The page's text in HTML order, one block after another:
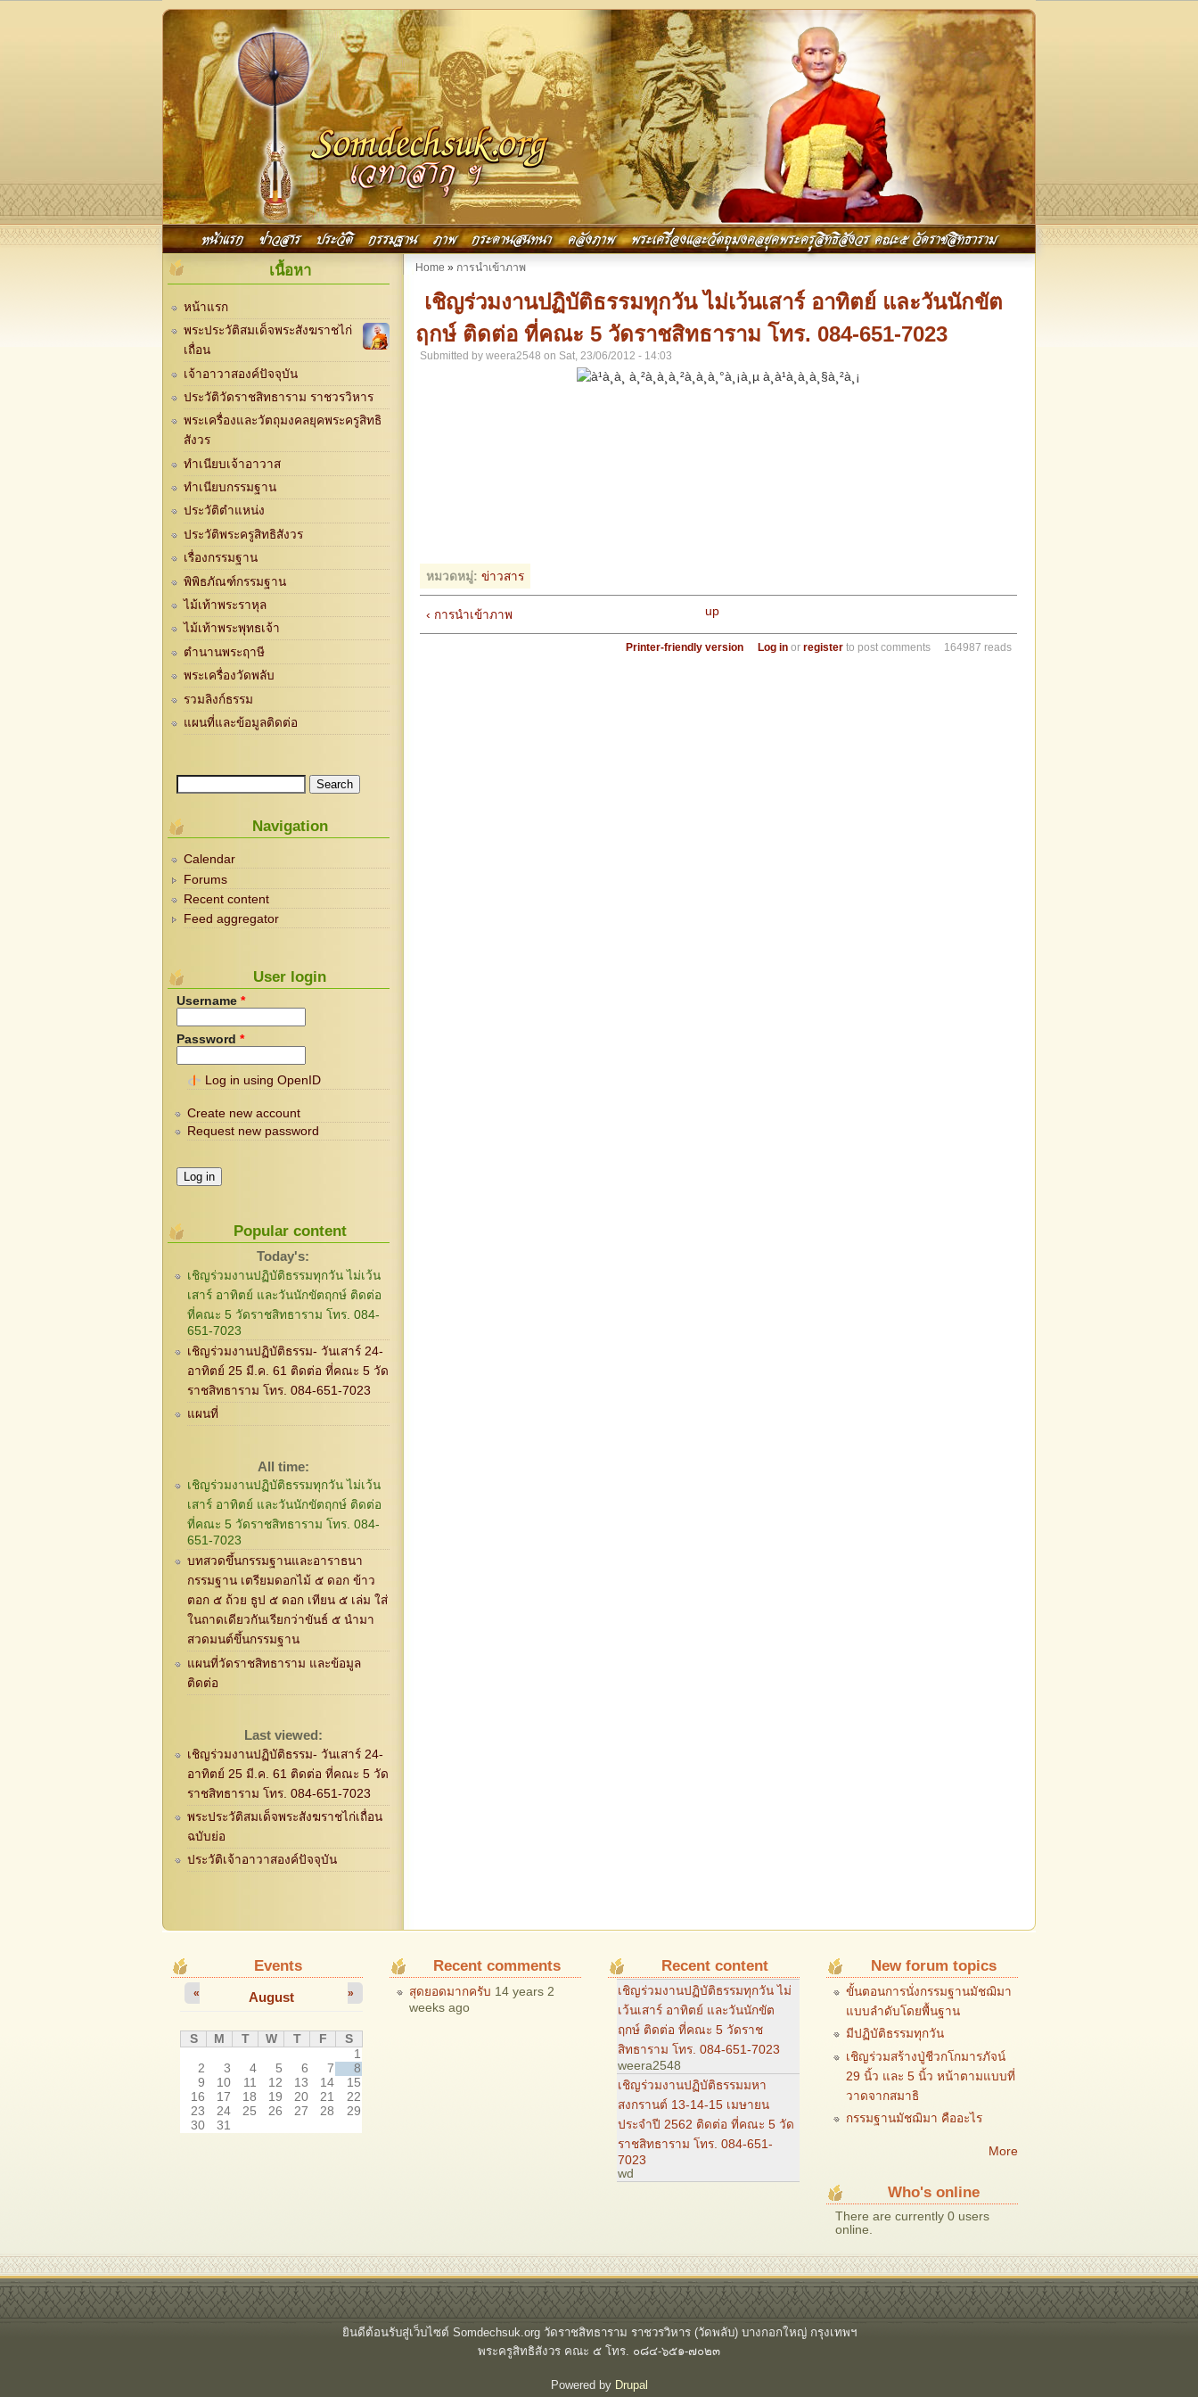
Main menu
หน้าแรก ข่าวสาร ประวัติ กรรมฐาน ภาพ กระดานสนทนา คลังภาพ พระเครื่องและวัตถุมงคลยุคพระครูสิทธิสังวร คณะ๕ วัดราชสิทธาราม
เนื้อหา
หน้าแรก
พระประวัติสมเด็จพระสังฆราชไก่
เถื่อน
เจ้าอาวาสองค์ปัจจุบัน
ประวัติวัดราชสิทธาราม ราชวรวิหาร
พระเครื่องและวัตถุมงคลยุคพระครูสิทธิ
สังวร
ทำเนียบเจ้าอาวาส
ทำเนียบกรรมฐาน
ประวัติตำแหน่ง
ประวัติพระครูสิทธิสังวร
เรื่องกรรมฐาน
พิพิธภัณฑ์กรรมฐาน
ไม้เท้าพระราหุล
ไม้เท้าพระพุทธเจ้า
ตำนานพระฤาษี
พระเครื่องวัดพลับ
รวมลิงก์ธรรม
แผนที่และข้อมูลติดต่อ
Navigation
Calendar
Forums
Recent content
Feed aggregator
User login
Username *
Password *
Log in using OpenID
Create new account
Request new password
Popular content
Today's:
เชิญร่วมงานปฏิบัติธรรมทุกวัน ไม่เว้น
เสาร์ อาทิตย์ และวันนักขัตฤกษ์ ติดต่อ
ที่คณะ 5 วัดราชสิทธาราม โทร. 084-
651-7023
เชิญร่วมงานปฏิบัติธรรม- วันเสาร์ 24-
อาทิตย์ 25 มี.ค. 61 ติดต่อ ที่คณะ 5 วัด
ราชสิทธาราม โทร. 084-651-7023
แผนที่
All time:
เชิญร่วมงานปฏิบัติธรรมทุกวัน ไม่เว้น
เสาร์ อาทิตย์ และวันนักขัตฤกษ์ ติดต่อ
ที่คณะ 5 วัดราชสิทธาราม โทร. 084-
651-7023
บทสวดขึ้นกรรมฐานและอาราธนา
กรรมฐาน เตรียมดอกไม้ ๕ ดอก ข้าว
ตอก ๕ ถ้วย ธูป ๕ ดอก เทียน ๕ เล่ม ใส่
ในถาดเดียวกันเรียกว่าขันธ์ ๕ นำมา
สวดมนต์ขึ้นกรรมฐาน
แผนที่วัดราชสิทธาราม และข้อมูล
ติดต่อ
Last viewed:
เชิญร่วมงานปฏิบัติธรรม- วันเสาร์ 24-
อาทิตย์ 25 มี.ค. 61 ติดต่อ ที่คณะ 5 วัด
ราชสิทธาราม โทร. 084-651-7023
พระประวัติสมเด็จพระสังฆราชไก่เถื่อน
ฉบับย่อ
ประวัติเจ้าอาวาสองค์ปัจจุบัน
You are here
Home » การนำเข้าภาพ
เชิญร่วมงานปฏิบัติธรรมทุกวัน ไม่เว้นเสาร์ อาทิตย์ และวันนักขัต
ฤกษ์ ติดต่อ ที่คณะ 5 วัดราชสิทธาราม โทร. 084-651-7023
Submitted by weera2548 on Sat, 23/06/2012 - 14:03
หมวดหมู่: ข่าวสาร
‹ การนำเข้าภาพ up
Printer-friendly version Log inor registerto post comments 164987 reads
Events
August
« »
S M T W T F
S
1
2
3 4 5 6 7
8
9
10 11 12 13 14
15
16
17 18 19 20 21
22
23
24 25 26 27 28
29
30
31
Recent comments
สุดยอดมากครับ 14 years 2
weeks ago
Recent content
เชิญร่วมงานปฏิบัติธรรมทุกวัน ไม่
เว้นเสาร์ อาทิตย์ และวันนักขัต
ฤกษ์ ติดต่อ ที่คณะ 5 วัดราช
สิทธาราม โทร. 084-651-7023
weera2548
เชิญร่วมงานปฏิบัติธรรมมหา
สงกรานต์ 13-14-15 เมษายน
ประจำปี 2562 ติดต่อ ที่คณะ 5 วัด
ราชสิทธาราม โทร. 084-651-
7023
wd
New forum topics
ขั้นตอนการนั่งกรรมฐานมัชฌิมา
แบบลำดับโดยพื้นฐาน
มีปฏิบัติธรรมทุกวัน
เชิญร่วมสร้างปู่ชีวกโกมารภัจน์
29 นิ้ว และ 5 นิ้ว หน้าตามแบบที่
วาดจากสมาธิ
กรรมฐานมัชฌิมา คืออะไร
More
Who's online
There are currently 0 users
online.
ยินดีต้อนรับสู่เว็บไซต์ Somdechsuk.org วัดราชสิทธาราม ราชวรวิหาร (วัดพลับ) บางกอกใหญ่ กรุงเทพฯ
พระครูสิทธิสังวร คณะ ๕ โทร. ๐๘๔-๖๕๑-๗๐๒๓
Powered by Drupal